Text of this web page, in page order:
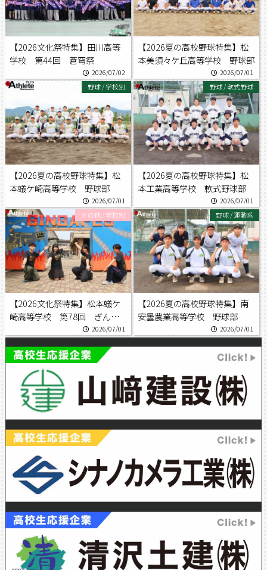
【2026文化祭特集】田川高等
学校 第44回 蒼穹祭
2026/07/02
【2026夏の高校野球特集】松
本美須々ケ丘高等学校 野球部
2026/07/01
野球 /学校別
【2026夏の高校野球特集】松
本蟻ケ崎高等学校 野球部
2026/07/01
野球 /軟式野球
【2026夏の高校野球特集】松
本工業高等学校 軟式野球部
2026/07/01
その他 / 学校別
【2026文化祭特集】松本蟻ケ
崎高等学校 第78回 ぎんが
2026/07/01
野球 /運動系
【2026夏の高校野球特集】南
安曇農業高等学校 野球部
2026/07/01